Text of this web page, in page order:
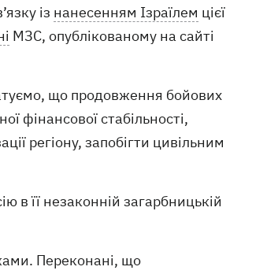
із нанесенням Ізраїлем цієї
МЗС, опублікованому на сайті
що продовження бойових
фінансової стабільності,
регіону, запобігти цивільним
в її незаконній загарбницькій
Переконані, що